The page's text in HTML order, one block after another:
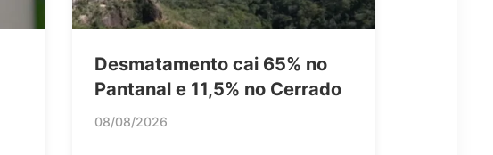
Desmatamento cai 65% no
Pantanal e 11,5% no Cerrado
08/08/2026